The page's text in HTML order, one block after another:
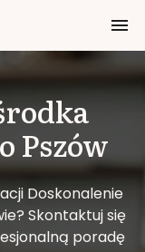
Pszów
Doskonalenie
Skontaktuj się
poradę